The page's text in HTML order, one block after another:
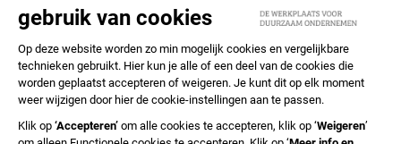
STIMULAR NIEUWSBRIEVEN
ABONNEER NU